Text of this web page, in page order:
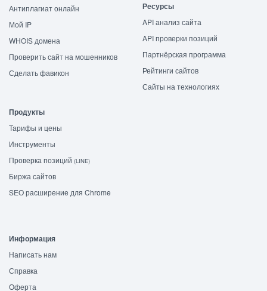
Антиплагиат онлайн
Мой IP
WHOIS домена
Проверить сайт на мошенников
Сделать фавикон
Ресурсы
API анализ сайта
API проверки позиций
Партнёрская программа
Рейтинги сайтов
Сайты на технологиях
Продукты
Тарифы и цены
Инструменты
Проверка позиций (LINE)
Биржа сайтов
SEO расширение для Chrome
Информация
Написать нам
Справка
Оферта